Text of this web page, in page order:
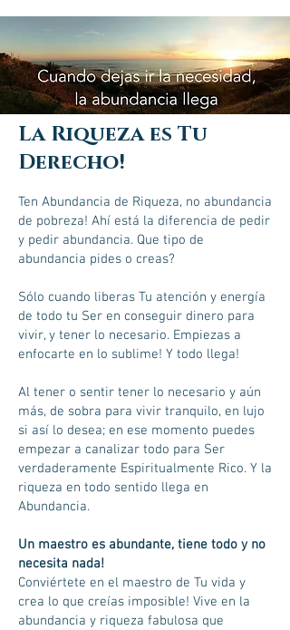
La Riqueza es Tu
Derecho!
Ten Abundancia de Riqueza, no abundancia
de pobreza! Ahí está la diferencia de pedir
y pedir abundancia. Que tipo de
abundancia pides o creas?
Sólo cuando liberas Tu atención y energía
de todo tu Ser en conseguir dinero para
vivir, y tener lo necesario. Empiezas a
enfocarte en lo sublime! Y todo llega!
Al tener o sentir tener lo necesario y aún
más, de sobra para vivir tranquilo, en lujo
si así lo desea; en ese momento puedes
empezar a canalizar todo para Ser
verdaderamente Espiritualmente Rico. Y la
riqueza en todo sentido llega en
Abundancia.
Un maestro es abundante, tiene todo y no
necesita nada!
Conviértete en el maestro de Tu vida y
crea lo que creías imposible! Vive en la
abundancia y riqueza fabulosa que